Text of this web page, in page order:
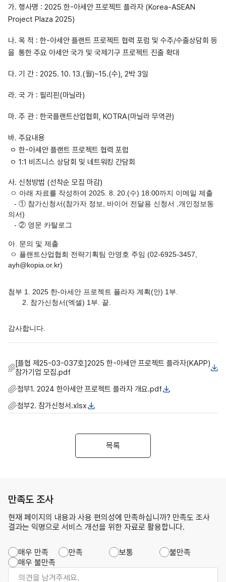
가. 행사명 : 2025 한-아세안 프로젝트 플라자 (Korea-ASEAN
Project Plaza 2025)
나. 목 적 : 한-아세안 플랜트 프로젝트 협력 포럼 및 수주/수출상담회 등
을 통한 주요 아세안 국가 및 국제기구 프로젝트 진출 확대
다. 기 간 : 2025. 10. 13.(월)~15.(수), 2박 3일
라. 국 가 : 필리핀(마닐라)
마. 주 관 : 한국플랜트산업협회, KOTRA(마닐라 무역관)
바. 주요내용
ㅇ 한-아세안 플랜트 프로젝트 협력 포럼
ㅇ 1:1 비즈니스 상담회 및 네트워킹 간담회
사. 신청방법 (선착순 모집 마감)
ㅇ 아래 자료를 작성하여 2025. 8. 20.(수) 18:00까지 이메일 제출
- ① 참가신청서(참가자 정보, 바이어 전달용 신청서 ,개인정보동
의서)
- ② 영문 카탈로그
아. 문의 및 제출
ㅇ 플랜트산업협회 전략기획팀 안영호 주임 (02-6925-3457,
ayh@kopia.or.kr)
첨부 1. 2025 한-아세안 프로젝트 플라자 계획(안) 1부.
2. 참가신청서(엑셀) 1부. 끝.
감사합니다.
[플협 제25-03-037호]2025 한-아세안 프로젝트 플라자(KAPP)
참가기업 모집.pdf
첨부1. 2024 한아세안 프로젝트 플라자 개요.pdf
첨부2. 참가신청서.xlsx
목록
만족도 조사
현재 페이지의 내용과 사용 편의성에 만족하십니까? 만족도 조사
결과는 익명으로 서비스 개선을 위한 자료로 활용합니다.
매우 만족 만족 보통
불만족
매우 불만족